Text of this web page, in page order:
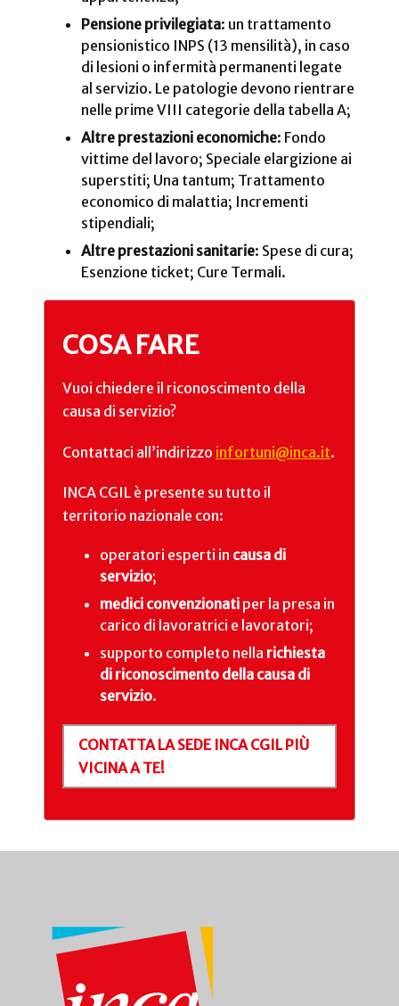
Pensione privilegiata: un trattamento
pensionistico INPS (13 mensilità), in caso
di lesioni o infermità permanenti legate
al servizio. Le patologie devono rientrare
nelle prime VIII categorie della tabella A;
Altre prestazioni economiche: Fondo
vittime del lavoro; Speciale elargizione ai
superstiti; Una tantum; Trattamento
economico di malattia; Incrementi
stipendiali;
Altre prestazioni sanitarie: Spese di cura;
Esenzione ticket; Cure Termali.
COSA FARE
Vuoi chiedere il riconoscimento della
causa di servizio?
Contattaci all’indirizzo infortuni@inca.it.
INCA CGIL è presente su tutto il
territorio nazionale con:
operatori esperti in causa di
servizio;
medici convenzionatiper la presa in
carico di lavoratrici e lavoratori;
supporto completo nella richiesta
di riconoscimento della causa di
servizio.
CONTATTA LA SEDE INCA CGIL PIÙ
VICINA A TE!